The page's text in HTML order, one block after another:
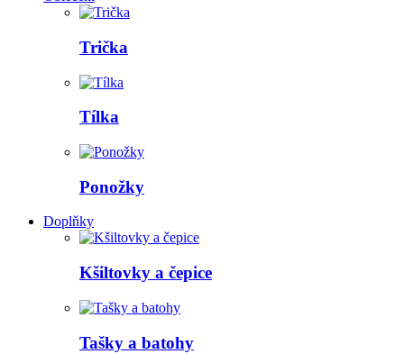
Trička
Tílka
Ponožky
Doplňky
Kšiltovky a čepice
Tašky a batohy